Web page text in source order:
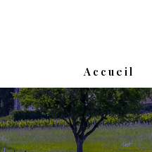
Accueil